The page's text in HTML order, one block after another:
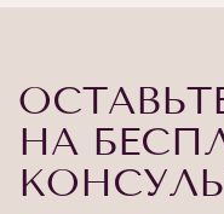
НА